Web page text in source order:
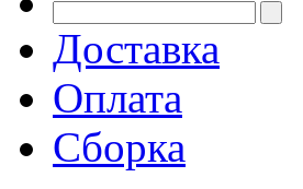
Доставка
Оплата
Сборка